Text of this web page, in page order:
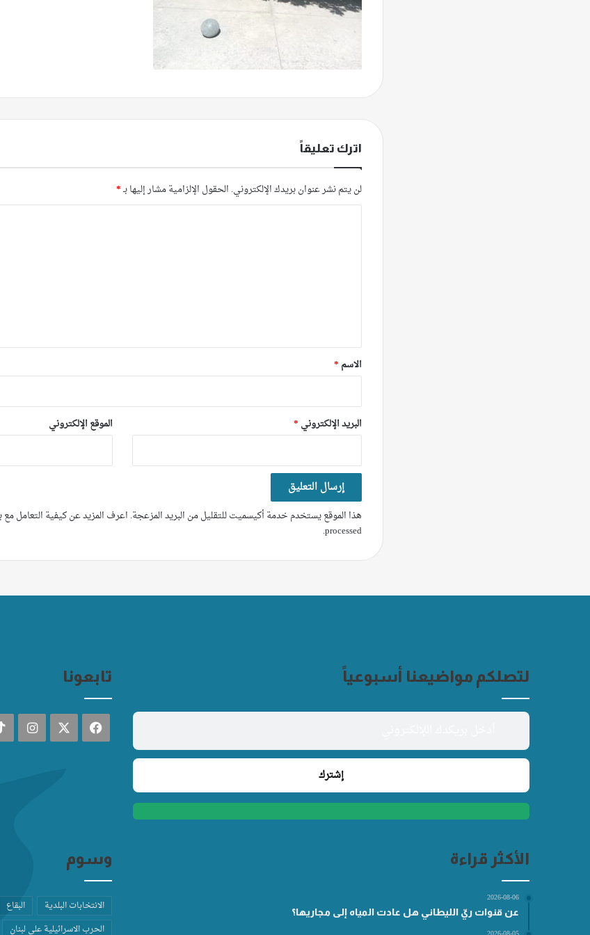
اترك تعليقاً
لن يتم نشر عنوان بريدك الإلكتروني. الحقول الإلزامية مشار إليها بـ*
*
الاسم *
البريد الإلكتروني * الموقع الإلكتروني
هذا الموقع يستخدم خدمة أكيسميت للتقليل من البريد المزعجة.اعرف المزيد عن كيفية التعامل مع
processed
.
لتصلكم مواضيعنا أسبوعياً تابعونا
فيسبوك
الأكثر قراءة
2026-08-06
عن قنوات ريّ الليطاني هل عادت المياه إلى مجاريها؟
وسوم
الانتخابات البلدية البقاع
الحرب الاسرائيلية على لبنان